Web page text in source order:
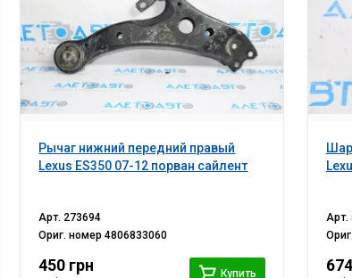
Рычаг нижний передний правый
Lexus ES350 07-12 порван сайлент
Арт. 273694
Ориг. номер4806833060
450 грн Купить
Арт.